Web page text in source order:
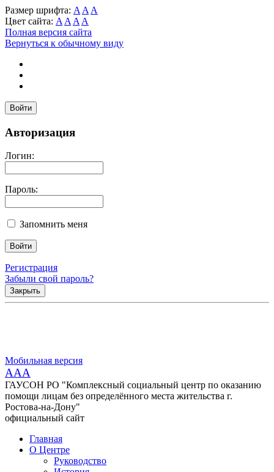
Размер шрифта: A A A
Цвет сайта: A A A A
Полная версия сайта
Вернуться к обычному виду
Войти
Авторизация
Логин:
Пароль:
Запомнить меня
Регистрация
Забыли свой пароль?
Закрыть
Мобильная версия
AAA
ГАУСОН РО "Комплексный социальный центр по оказанию
помощи лицам без определённого места жительства г.
Ростова-на-Дону"
официальный сайт
Главная
О Центре
Руководство